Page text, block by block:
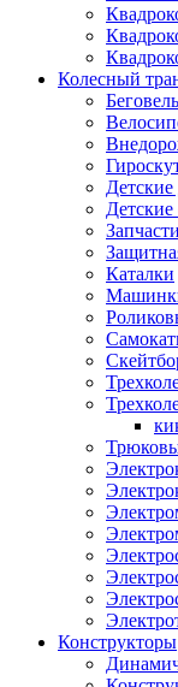
Колесный
Каталки
Конструкторы